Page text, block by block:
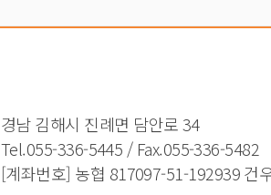
경남 김해시 진례면 담안로 34
Tel.055-336-5445 / Fax.055-336-5482
[계좌번호] 농협 817097-51-192939 건